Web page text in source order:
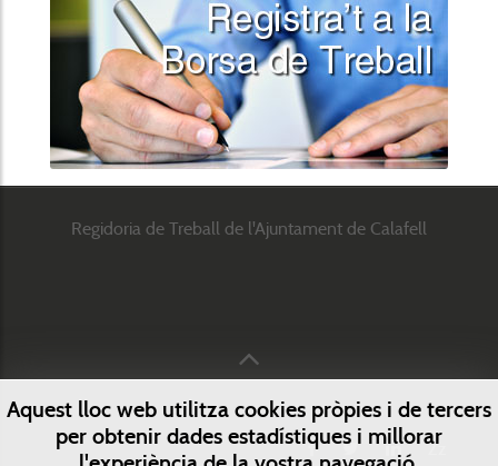
Regidoria de Treball de l'Ajuntament de Calafell
Aquest lloc web utilitza cookies pròpies i de tercers
per obtenir dades estadístiques i millorar
Zz